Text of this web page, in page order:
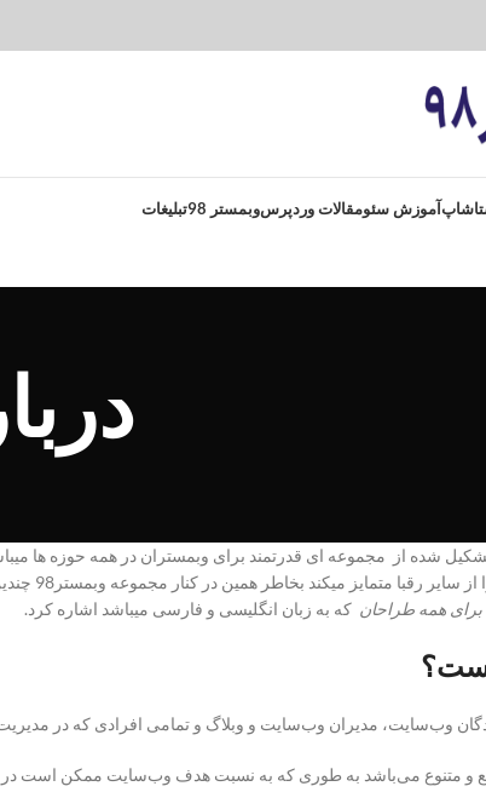
آموزش سئومقالات وردپرسوبمستر 98 تبلیغات
و تشکیل شده از مجموعه ای قدرتمند برای وبمستران در همه حوزه
متفاوت
برای همه طراحان که به زبان انگلیسی و فارسی میباشد اشاره کرد.
وب‌سایت، مدیران وب‌سایت و وبلاگ و تمامی افرادی که در
و متنوع می‌باشد به طوری که به نسبت هدف وب‌سایت ممکن است در